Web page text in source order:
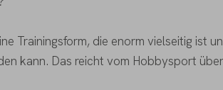
Trainingsform, die enorm vielseitig ist
kann. Das reicht vom Hobbysport